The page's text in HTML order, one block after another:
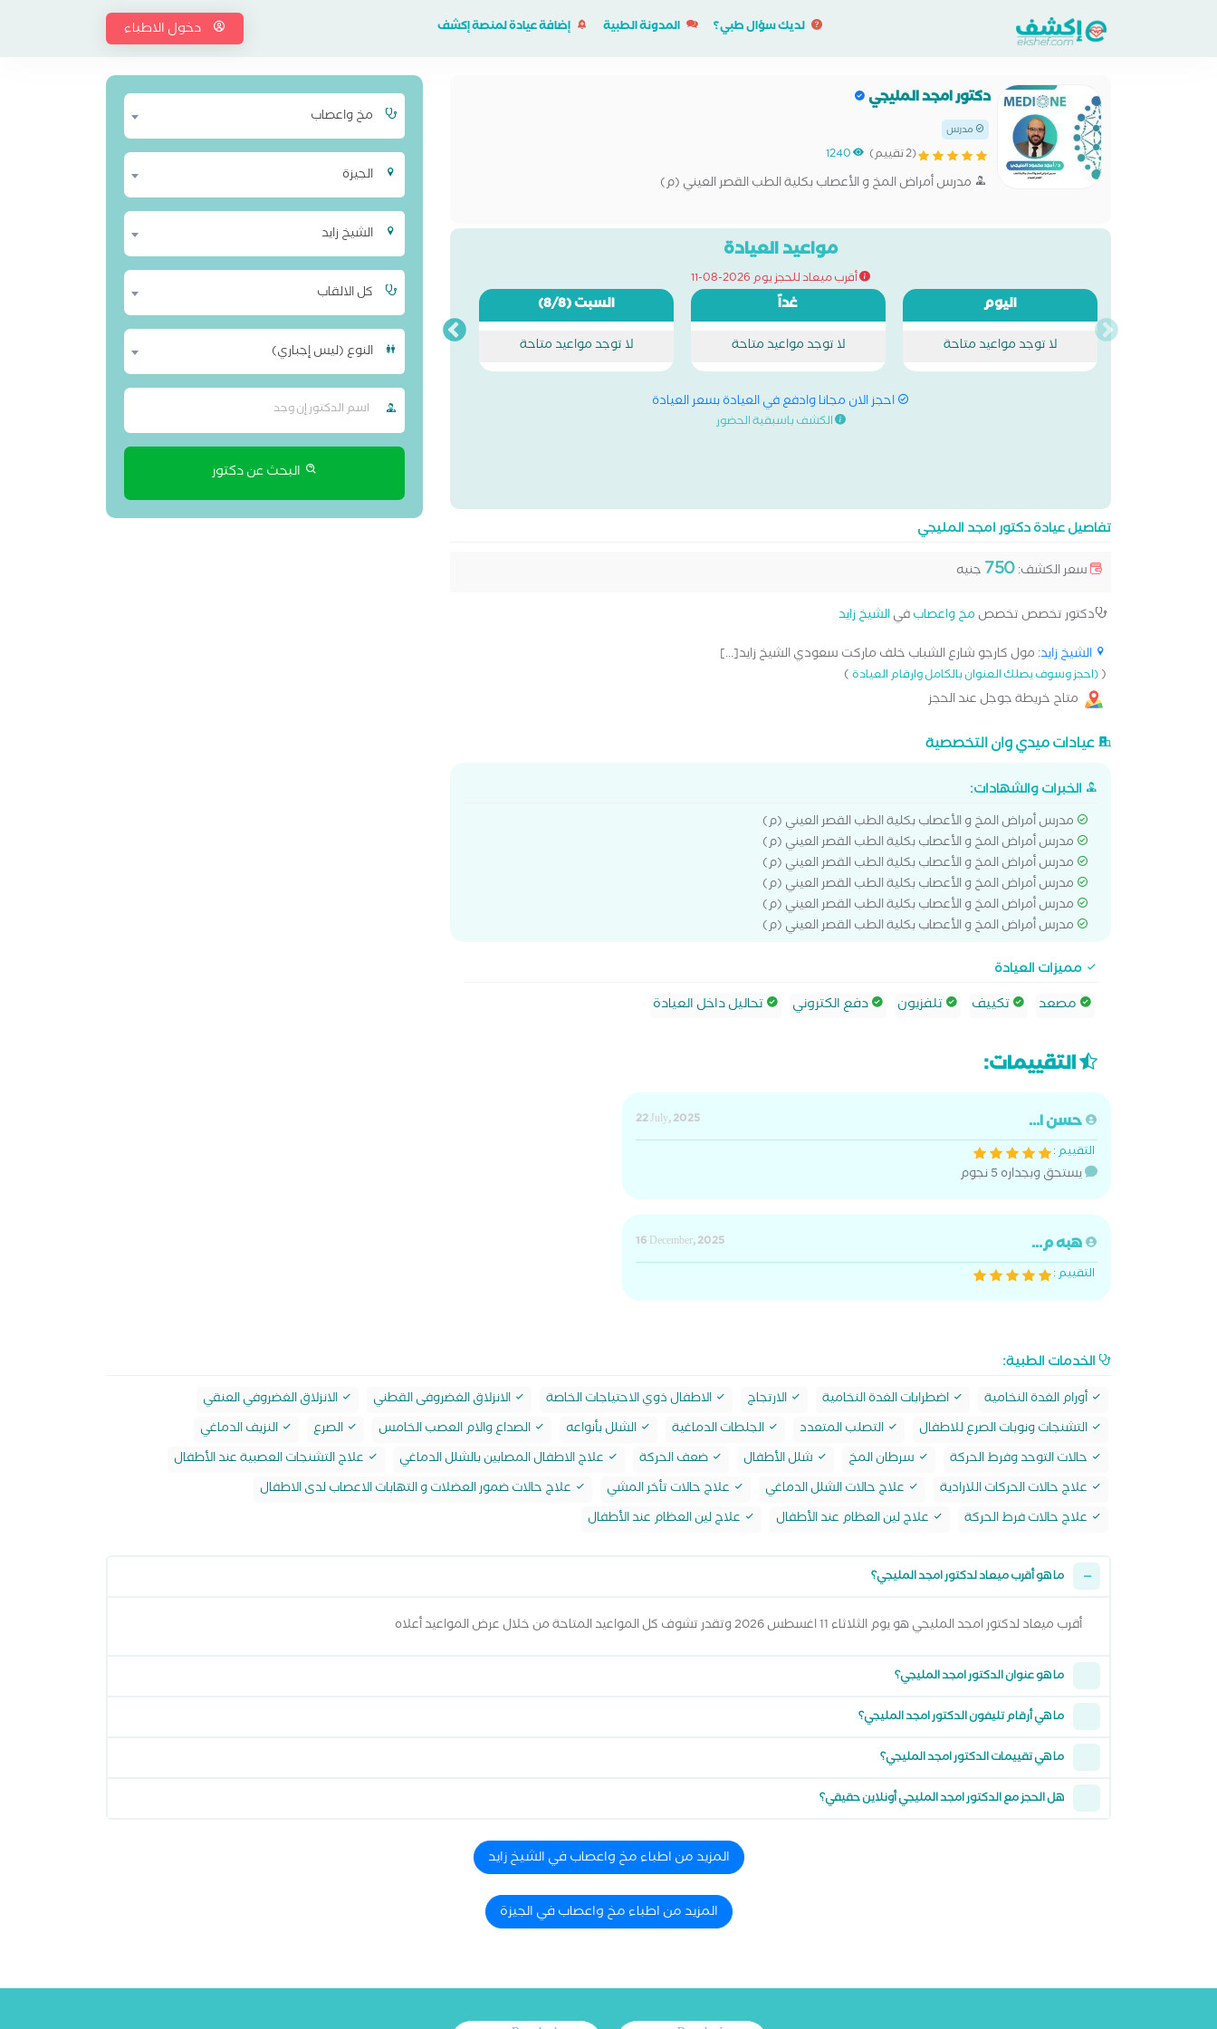
لديك سؤال طبي؟ المدونة الطبية إضافة عيادة لمنصة إكشف دخول الاطباء
دكتور امجد المليجي
مدرس
(2 تقييم) 1240
مدرس أمراض المخ و الأعصاب بكلية الطب القصر العيني (م)
مواعيد العيادة
أقرب ميعاد للحجز يوم 2026-08-11
اليوم
لا توجد مواعيد متاحة
غداً
لا توجد مواعيد متاحة
السبت(8/8)
لا توجد مواعيد متاحة
احجز الان مجانا وادفع في العيادة بسعر العيادة
الكشف باسبقية الحضور
تفاصيل عيادة دكتور امجد المليجي
سعر الكشف:750 جنيه
دكتور تخصص تخصص مخ واعصابفيالشيخ زايد
الشيخ زايد: مول كارجو شارع الشباب خلف ماركت سعودي الشيخ زايد[...]
((احجز وسوف يصلك العنوان بالكامل وارقام العيادة)
متاح خريطة جوجل عند الحجز
عيادات ميدي وان التخصصية
الخبرات والشهادات:
مدرس أمراض المخ و الأعصاب بكلية الطب القصر العيني (م)
مدرس أمراض المخ و الأعصاب بكلية الطب القصر العيني (م)
مدرس أمراض المخ و الأعصاب بكلية الطب القصر العيني (م)
مدرس أمراض المخ و الأعصاب بكلية الطب القصر العيني (م)
مدرس أمراض المخ و الأعصاب بكلية الطب القصر العيني (م)
مدرس أمراض المخ و الأعصاب بكلية الطب القصر العيني (م)
مميزات العيادة
مصعد
تكييف تلفزيون دفع الكتروني تحاليل داخل العيادة
مخ واعصاب
الجيزة
الشيخ زايد
كل الالقاب
النوع (ليس إجباري)
البحث عن دكتور
التقييمات:
حسن ا...
22 July, 2025
التقييم :
يستحق وبجداره 5 نجوم
هبه م...
16 December, 2025
التقييم :
الخدمات الطبية:
أورام الغدة النخامية اضطرابات الغدة النخامية الارتجاج الاطفال ذوي الاحتياجات الخاصة الانزلاق الغضروفى القطني
الانزلاق الغضروفي العنقي
التشنجات ونوبات الصرع للاطفال
التصلب المتعدد الجلطات الدماغية الشلل بأنواعه الصداع والام العصب الخامس الصرع
النزيف الدماغي
حالات التوحد وفرط الحركة
سرطان المخ شلل الأطفال ضعف الحركة علاج الاطفال المصابين بالشلل الدماغي
علاج التشنجات العصبية عند الأطفال
علاج حالات الحركات اللارادية
علاج حالات الشلل الدماغي علاج حالات تأخر المشي
علاج حالات ضمور العضلات و التهابات الاعصاب لدى الاطفال
علاج حالات فرط الحركة
علاج لين العظام عند الأطفال علاج لين العظام عند الأطفال
ما هو أقرب ميعاد لدكتور امجد المليجي؟
أقرب ميعاد لدكتور امجد المليجي هو يوم الثلاثاء 11 اغسطس 2026 وتقدر تشوف كل المواعيد المتاحة من خلال عرض المواعيد أعلاه
ما هو عنوان الدكتور امجد المليجي؟
ما هي أرقام تليفون الدكتور امجد المليجي؟
ما هي تقييمات الدكتور امجد المليجي؟
هل الحجز مع الدكتور امجد المليجي أونلاين حقيقي؟
المزيد من اطباء مخ واعصاب في الشيخ زايد
المزيد من اطباء مخ واعصاب في الجيزة